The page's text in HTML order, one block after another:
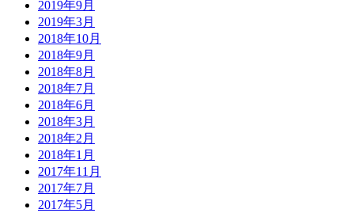
2019年9月
2019年3月
2018年10月
2018年9月
2018年8月
2018年7月
2018年6月
2018年3月
2018年2月
2018年1月
2017年11月
2017年7月
2017年5月